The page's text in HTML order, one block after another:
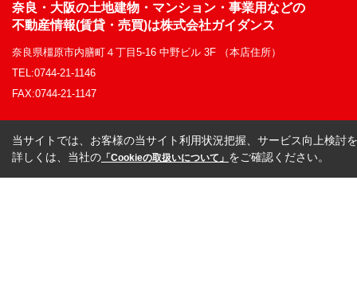
奈良・大阪の土地建物・マンション・事業用などの
不動産情報(賃貸・売買)は株式会社ガイダンス
奈良県橿原市内膳町４丁目5-16 中野ビル 3F （本店住所）
TEL:0744-21-1146
FAX:0744-21-1147
当サイトでは、お客様の当サイト利用状況把握、サービス向上検討
詳しくは、当社の 「Cookieの取扱いについて」 をご確認ください。